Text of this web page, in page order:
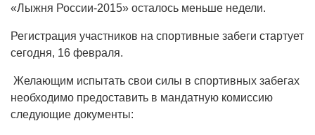
«Лыжня России-2015» осталось меньше недели.
Регистрация участников на спортивные забеги стартует
сегодня, 16 февраля.
Желающим испытать свои силы в спортивных забегах
необходимо предоставить в мандатную комиссию
следующие документы: